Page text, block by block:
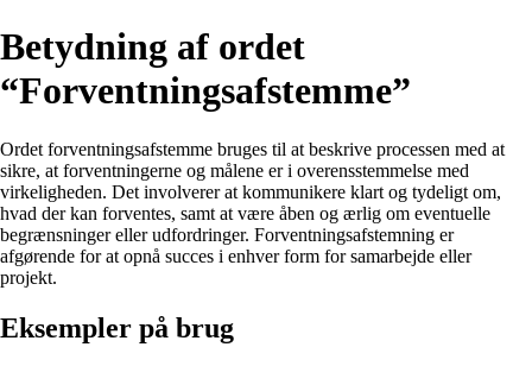
Betydning af ordet
“Forventningsafstemme”
Ordet forventningsafstemme bruges til at beskrive processen med at
sikre, at forventningerne og målene er i overensstemmelse med
virkeligheden. Det involverer at kommunikere klart og tydeligt om,
hvad der kan forventes, samt at være åben og ærlig om eventuelle
begrænsninger eller udfordringer. Forventningsafstemning er
afgørende for at opnå succes i enhver form for samarbejde eller
projekt.
Eksempler på brug